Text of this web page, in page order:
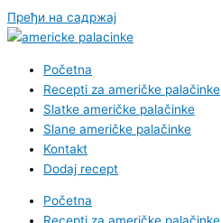
Пређи на садржај
Početna
Recepti za američke palačinke
Slatke američke palačinke
Slane američke palačinke
Kontakt
Dodaj recept
Početna